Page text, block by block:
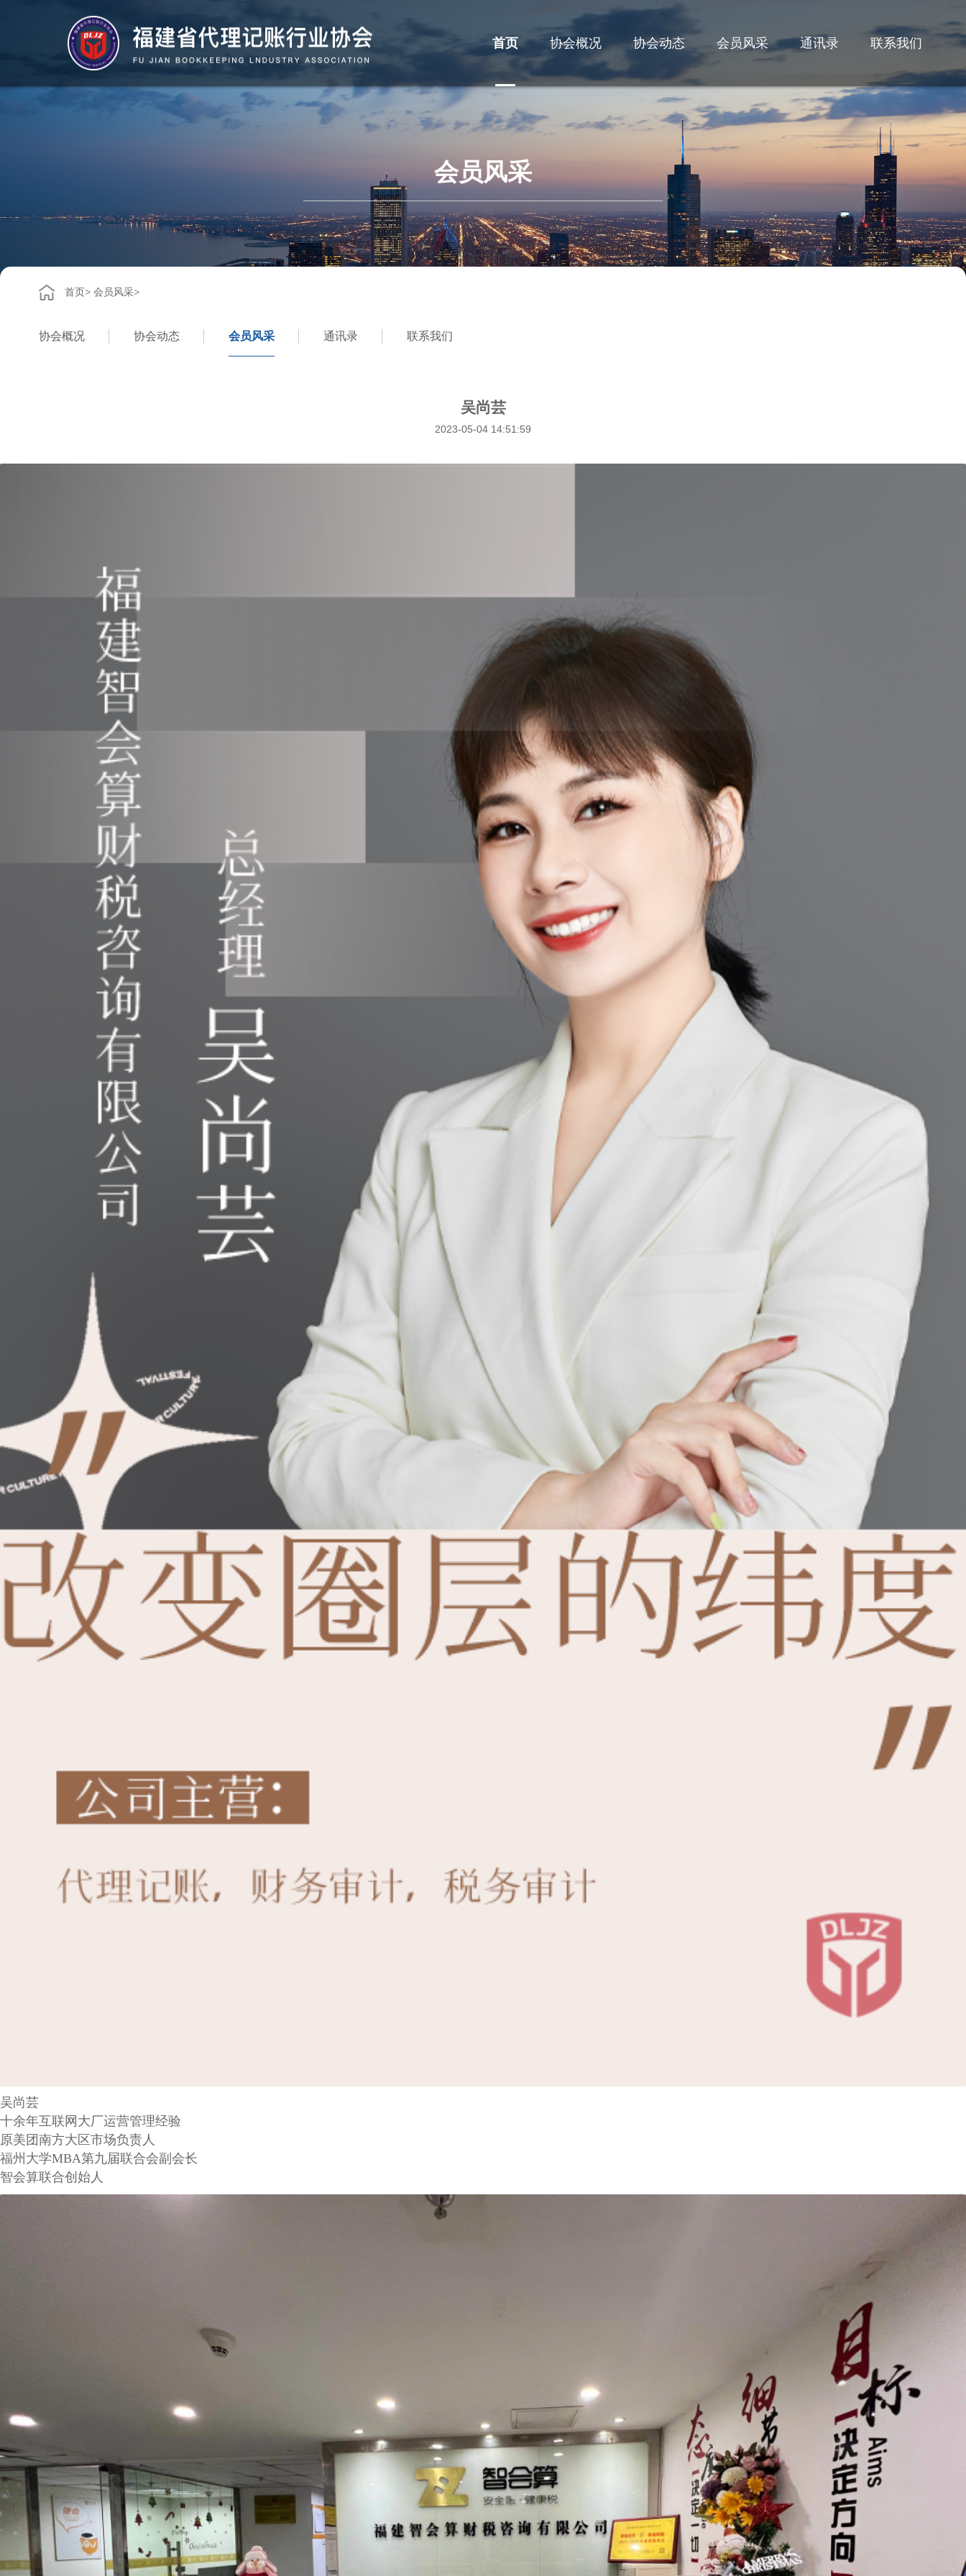
首页 协会概况 协会动态 会员风采 通讯录 联系我们
会员风采
首页> 会员风采>
协会概况 协会动态 会员风采 通讯录 联系我们
吴尚芸
2023-05-04 14:51:59
吴尚芸
十余年互联网大厂运营管理经验
原美团南方大区市场负责人
福州大学MBA第九届联合会副会长
智会算联合创始人